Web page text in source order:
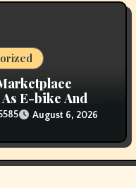
E-bike And E-
Attain New
August 6, 2026